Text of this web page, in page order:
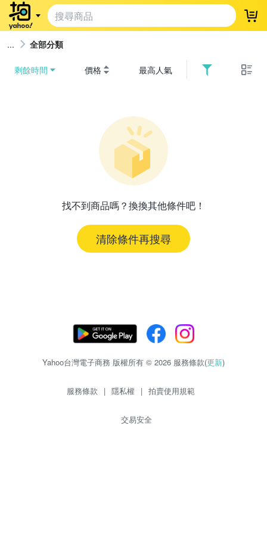
登
全部分類
剩餘時間 價格 最高人氣
找不到商品嗎？換換其他條件吧！
清除條件再搜尋
Yahoo台灣電子商務 版權所有 © 2026 服務條款(更新)
服務條款 | 隱私權 | 拍賣使用規範
交易安全